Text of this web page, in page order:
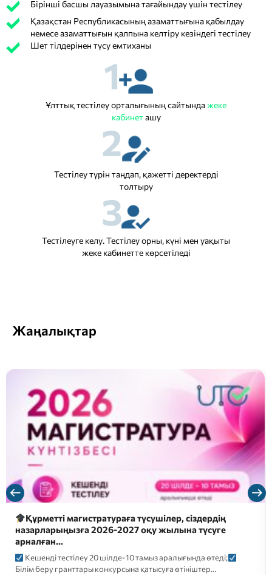
Бірінші басшы лауазымына тағайындау үшін тестілеу
Қазақстан Республикасының азаматтығына қабылдау
немесе азаматтығын қалпына келтіру кезіндегі тестілеу
Шет тілдерінен түсу емтиханы
1
Ұлттық тестілеу орталығының сайтындажеке
кабинеташу
2
Тестілеу түрін таңдап, қажетті деректерді
толтыру
3
Тестілеуге келу. Тестілеу орны, күні мен уақыты
жеке кабинетте көрсетіледі
Жаңалықтар
Құрметті магистратураға түсушілер, сіздердің
назарларыңызға 2026-2027 оқу жылына түсуге
арналған…
Кешенді тестілеу 20 шілде-10 тамыз аралығында өтеді;
Білім беру гранттары конкурсына қатысуға өтініштер…